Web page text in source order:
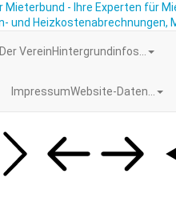
Der VereinHintergrundinfos...
ImpressumWebsite-Daten...